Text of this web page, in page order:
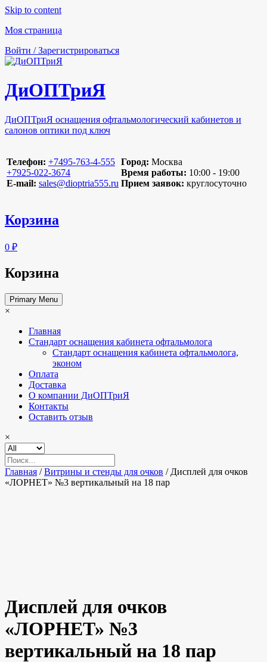
Skip to content
Моя страница
Войти / Зарегистрироваться
ДиОПТриЯ
ДиОПТриЯ оснащения офтальмологический кабинетов и
салонов оптики под ключ
Телефон: ‪+7495-763-4-555‬
‪+7925-022-3674‬
E-mail: sales@dioptria555.ru
Город: Москва
Время работы: 10:00 - 19:00
Прием заявок: круглосуточно
Корзина
0 ₽
Корзина
Primary Menu
×
Главная
Стандарт оснащения кабинета офтальмолога
Стандарт оснащения кабинета офтальмолога,
эконом
Оплата
Доставка
О компании ДиОПТриЯ
Контакты
Оставить отзыв
×
Главная /Витрины и стенды для очков / Дисплей для очков
«ЛОРНЕТ» №3 вертикальный на 18 пар
Дисплей для очков
«ЛОРНЕТ» №3
вертикальный на 18 пар